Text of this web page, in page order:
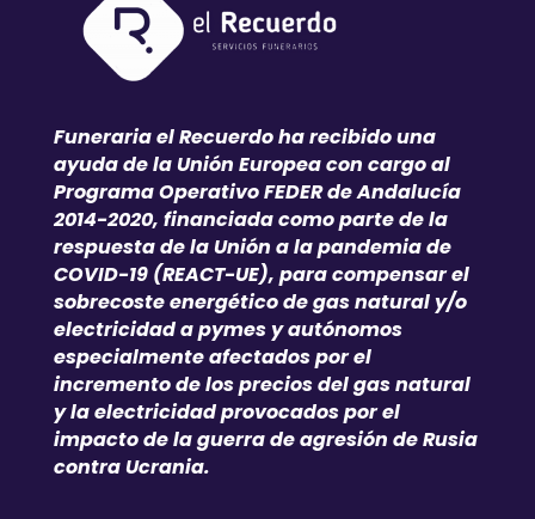
Funeraria el Recuerdo ha recibido una
ayuda de la Unión Europea con cargo al
Programa Operativo FEDER de Andalucía
2014-2020, financiada como parte de la
respuesta de la Unión a la pandemia de
COVID-19 (REACT-UE), para compensar el
sobrecoste energético de gas natural y/o
electricidad a pymes y autónomos
especialmente afectados por el
incremento de los precios del gas natural
y la electricidad provocados por el
impacto de la guerra de agresión de Rusia
contra Ucrania.